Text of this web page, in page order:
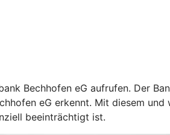
Bechhofen eG aufrufen. Der
eG erkennt. Mit diesem
beeinträchtigt ist.